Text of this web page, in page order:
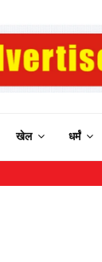
खेल धर्मं
⇝